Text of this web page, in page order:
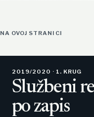
NA OVOJ STRANICI
2019/2020 · 1. KRUG
Službeni
po zapis